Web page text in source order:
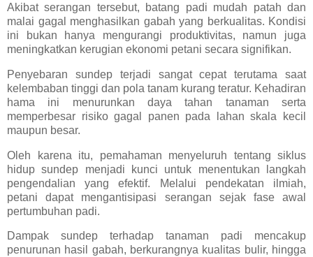
Akibat serangan tersebut, batang padi mudah patah dan
malai gagal menghasilkan gabah yang berkualitas. Kondisi
ini bukan hanya mengurangi produktivitas, namun juga
meningkatkan kerugian ekonomi petani secara signifikan.
Penyebaran sundep terjadi sangat cepat terutama saat
kelembaban tinggi dan pola tanam kurang teratur. Kehadiran
hama ini menurunkan daya tahan tanaman serta
memperbesar risiko gagal panen pada lahan skala kecil
maupun besar.
Oleh karena itu, pemahaman menyeluruh tentang siklus
hidup sundep menjadi kunci untuk menentukan langkah
pengendalian yang efektif. Melalui pendekatan ilmiah,
petani dapat mengantisipasi serangan sejak fase awal
pertumbuhan padi.
Dampak sundep terhadap tanaman padi mencakup
penurunan hasil gabah, berkurangnya kualitas bulir, hingga